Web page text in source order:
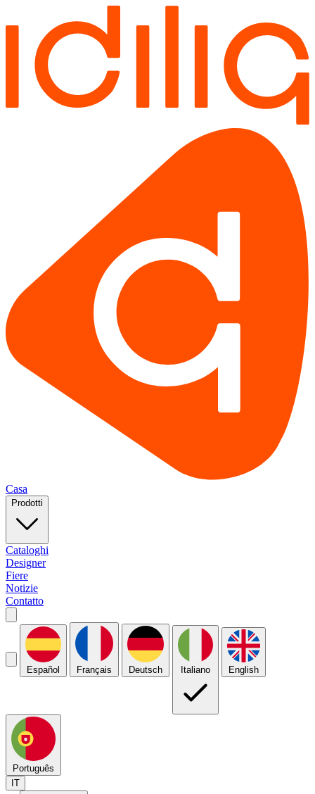
Casa
Prodotti
Cataloghi
Designer
Fiere
Notizie
Contatto
Español Français Deutsch Italiano English
Português
IT